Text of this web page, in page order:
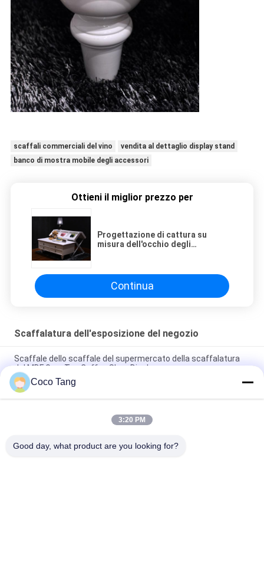
scaffali commerciali del vino
vendita al dettaglio display stand
banco di mostra mobile degli accessori
Ottieni il miglior prezzo per
Progettazione di cattura su
misura dell'occhio degli
dell'esposizione del negozio
Continua
Scaffalatura dell'esposizione del negozio
Scaffale dello scaffale del supermercato della scaffalatura
del MDF Grey Tea Coffee Shop Display
Le grandi statue comperano puntelli visivi dell'esposizione di
vendita della statua della scaffalatura FRP dell'esposizione
Banchi di mostra/scaffali esposizione al minuto abbastanza
Coco Tang
3:20 PM
Good day, what product are you looking for?